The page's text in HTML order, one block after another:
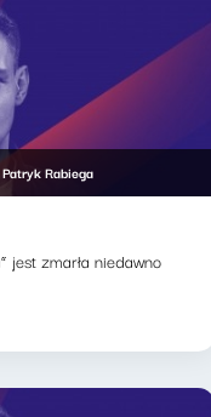
Patryk Rabiega
jest zmarła niedawno